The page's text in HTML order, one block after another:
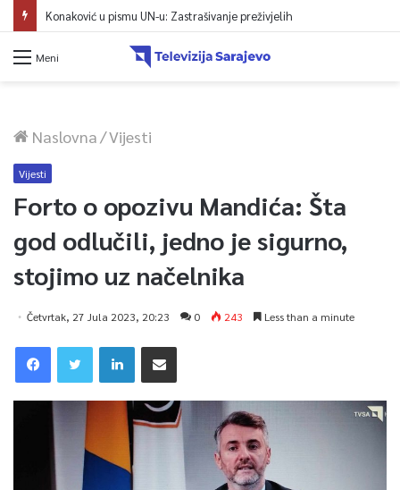
Konaković u pismu UN-u: Zastrašivanje preživjelih
Meni
Naslovna/Vijesti
Vijesti
Forto o opozivu Mandića: Šta
god odlučili, jedno je sigurno,
stojimo uz načelnika
Četvrtak, 27 Jula 2023, 20:23 0 243 Less than a minute